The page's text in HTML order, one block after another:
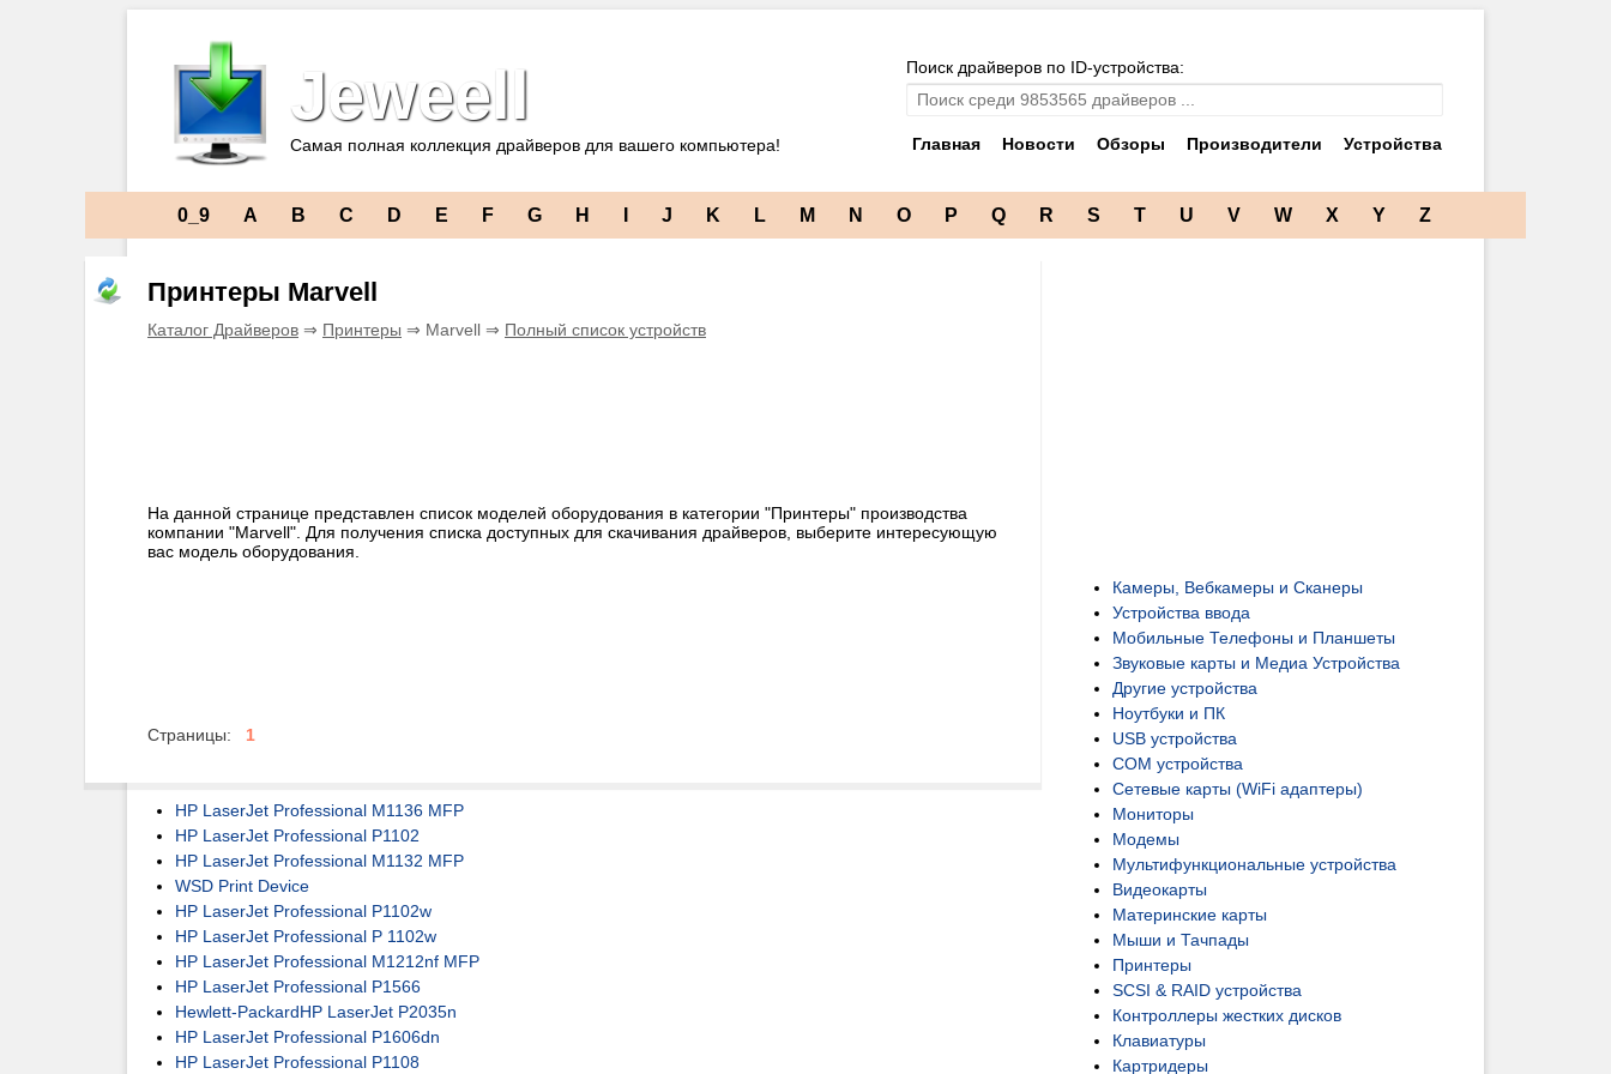
Jeweell
Самая полная коллекция драйверов для вашего компьютера!
Поиск драйверов по ID-устройства:
Главная Новости Обзоры Производители Устройства
0_9 A B C D E F G H J K L M N O P Q R S T U V W X Y Z
Принтеры Marvell
Каталог Драйверов ⇒ Принтеры ⇒ Marvell ⇒ Полный список устройств
На данной странице представлен список моделей оборудования в категории "Принтеры" производства
компании "Marvell". Для получения списка доступных для скачивания драйверов, выберите интересующую
вас модель оборудования.
Страницы: 1
HP LaserJet Professional M1136 MFP
HP LaserJet Professional P1102
HP LaserJet Professional M1132 MFP
WSD Print Device
HP LaserJet Professional P1102w
HP LaserJet Professional P 1102w
HP LaserJet Professional M1212nf MFP
HP LaserJet Professional P1566
Hewlett-PackardHP LaserJet P2035n
HP LaserJet Professional P1606dn
HP LaserJet Professional P1108
Камеры, Вебкамеры и Сканеры
Устройства ввода
Мобильные Телефоны и Планшеты
Звуковые карты и Медиа Устройства
Другие устройства
Ноутбуки и ПК
USB устройства
COM устройства
Сетевые карты (WiFi адаптеры)
Мониторы
Модемы
Мультифункциональные устройства
Видеокарты
Материнские карты
Мыши и Тачпады
Принтеры
SCSI & RAID устройства
Контроллеры жестких дисков
Клавиатуры
Картридеры